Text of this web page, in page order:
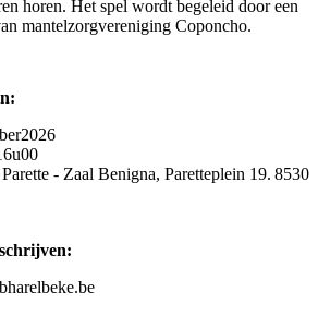
horen. Het spel wordt begeleid door een
mantelzorgvereniging Coponcho.
- Zaal Benigna, Paretteplein 19. 8530